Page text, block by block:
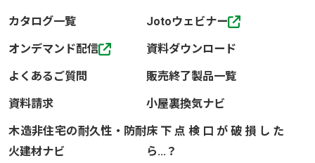
カタログ一覧 Jotoウェビナー
オンデマンド配信 資料ダウンロード
よくあるご質問 販売終了製品一覧
資料請求 小屋裏換気ナビ
木造非住宅の耐久性・防耐
火建材ナビ
床下点検口が破損した
ら…？